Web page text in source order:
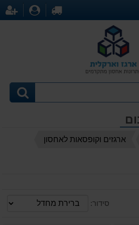
לקופה
ארגזים וקופסאות לאחסון
סידור: